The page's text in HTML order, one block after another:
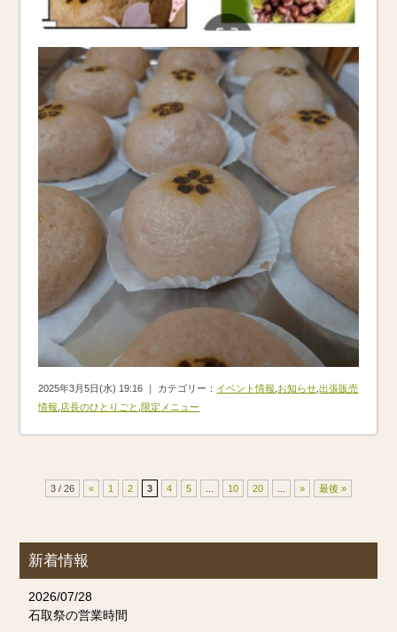
2025年3月5日(水) 19:16 ｜ カテゴリー： イベント情報 お知らせ ,出張販売
情報 店長のひとりごと ,限定メニュー
3 / 26 « 1 2 3 4 5 10 20 » 最後 »
新着情報
2026/07/28
石取祭の営業時間